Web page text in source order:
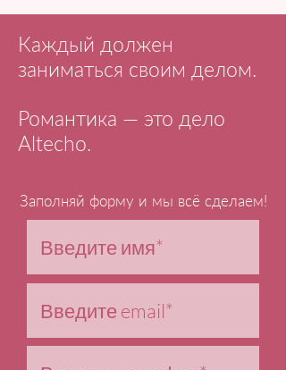
Каждый должен
заниматься своим делом.
Романтика — это дело
Altecho.
Заполняй форму и мы всё сделаем!